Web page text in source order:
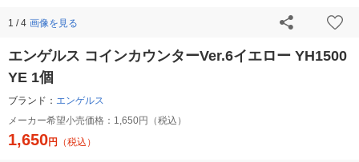
1 / 4 画像を見る
エンゲルス コインカウンターVer.6イエロー YH1500
YE 1個
ブランド： エンゲルス
メーカー希望小売価格： 1,650円（税込）
1,650円 （税込）